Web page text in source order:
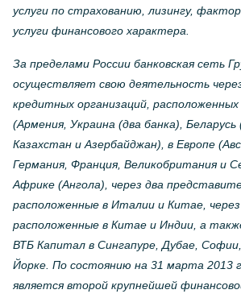
услуги по страхованию, лизингу,
услуги финансового характера.
За пределами России банковская сеть
осуществляет свою деятельность
кредитных организаций,
(Армения, Украина (два банка), Беларусь
Казахстан и Азербайджан), в Европе
Германия, Франция, Великобритания и
Африке (Ангола), через два
расположенные в Италии и Китае,
расположенные в Китае и Индии, а
ВТБ Капитал в Сингапуре, Дубае,
Йорке. По состоянию на 31 марта 2013
является второй крупнейшей